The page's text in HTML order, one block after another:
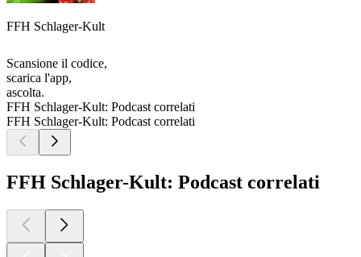
FFH Schlager-Kult
Scansione il codice,
scarica l'app,
ascolta.
FFH Schlager-Kult: Podcast correlati
FFH Schlager-Kult: Podcast correlati
FFH Schlager-Kult: Podcast correlati